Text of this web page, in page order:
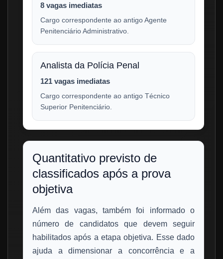
8 vagas imediatas
Cargo correspondente ao antigo Agente
Penitenciário Administrativo.
Analista da Polícia Penal
121 vagas imediatas
Cargo correspondente ao antigo Técnico
Superior Penitenciário.
Quantitativo previsto de
classificados após a prova
objetiva
Além das vagas, também foi informado o
número de candidatos que devem seguir
habilitados após a etapa objetiva. Esse dado
ajuda a dimensionar a concorrência e a